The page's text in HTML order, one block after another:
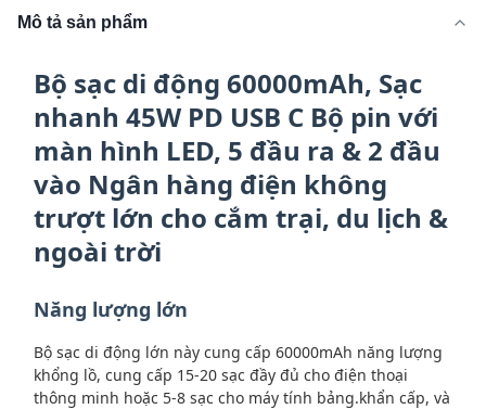
Mô tả sản phẩm
Bộ sạc di động 60000mAh, Sạc
nhanh 45W PD USB C Bộ pin với
màn hình LED, 5 đầu ra & 2 đầu
vào Ngân hàng điện không
trượt lớn cho cắm trại, du lịch &
ngoài trời
Năng lượng lớn
Bộ sạc di động lớn này cung cấp 60000mAh năng lượng
khổng lồ, cung cấp 15-20 sạc đầy đủ cho điện thoại
thông minh hoặc 5-8 sạc cho máy tính bảng.khẩn cấp, và